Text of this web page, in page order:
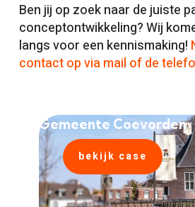
Ben jij op zoek naar de juiste
conceptontwikkeling? Wij
langs voor een kennismaking!
contact op via mail of de
Gemeente Coevorden
bekijk case